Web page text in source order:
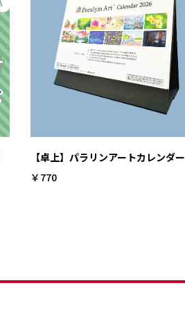
【卓上】パラリンアートカレンダー
￥770